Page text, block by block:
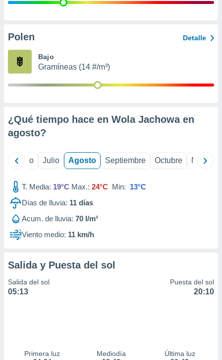
e
publicidad
Polen Detalle
Bajo
Gramíneas (14 #/m³)
¿Qué tiempo hace en Wola Jachowa en
agosto?
Junio Julio Agosto Septiembre Octubre
T. Media: 19°C Max.: 24°C Min: 13°C
Días de lluvia: 11 días
Acum. de lluvia: 70 l/m²
Viento medio: 11 km/h
Salida y Puesta del sol
Salida del sol
05:13
Puesta del sol
20:10
Primera luz
Mediodía
Última luz